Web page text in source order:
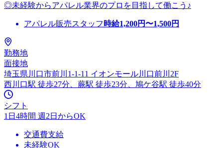
◎未経験からアパレル業界のプロを目指して働こう♪
アパレル販売スタッフ 時給1,200円〜1,500円
勤務地
面接地
埼玉県川口市前川1-1-11 イオンモール川口前川2F
西川口駅 徒歩27分、蕨駅 徒歩23分、鳩ケ谷駅 徒歩40分
シフト
1日4時間 週2日からOK
交通費支給
未経験OK